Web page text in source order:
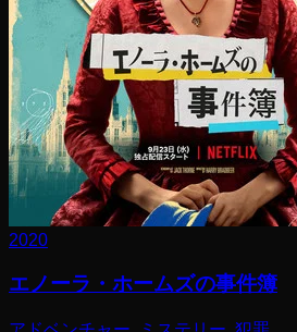
2020
エノーラ・ホームズの事件簿